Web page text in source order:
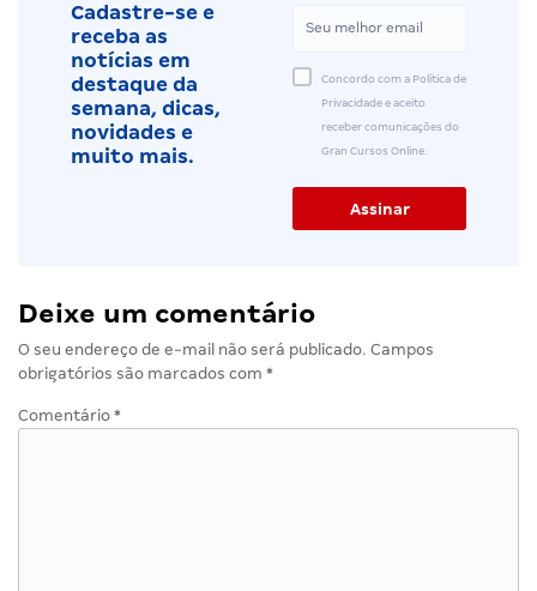
Cadastre-se e
receba as
notícias em
destaque da
semana, dicas,
novidades e
muito mais.
Concordo com a Política de
Privacidade e aceito
receber comunicações do
Gran Cursos Online.
Deixe um comentário
O seu endereço de e-mail não será publicado. Campos
obrigatórios são marcados com *
Comentário *